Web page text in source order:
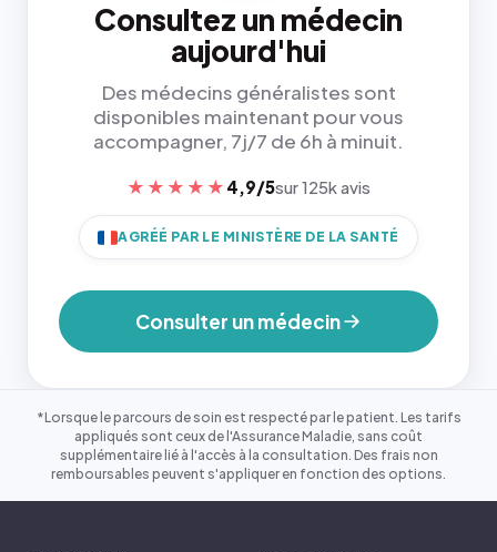
Consultez un médecin
aujourd'hui
Des médecins généralistes sont
disponibles maintenant pour vous
accompagner, 7j/7 de 6h à minuit.
★★★★★ 4,9/5sur 125k avis
AGRÉÉ PAR LE MINISTÈRE DE LA SANTÉ
Consulter un médecin
*Lorsque le parcours de soin est respecté par le patient. Les tarifs
appliqués sont ceux de l'Assurance Maladie, sans coût
supplémentaire lié à l'accès à la consultation. Des frais non
remboursables peuvent s'appliquer en fonction des options.